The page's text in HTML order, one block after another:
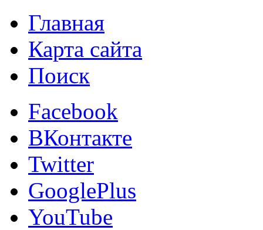
Главная
Карта сайта
Поиск
Facebook
ВКонтакте
Twitter
GooglePlus
YouTube